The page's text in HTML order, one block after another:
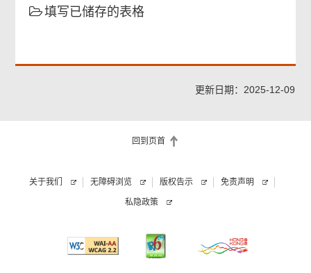
征求同意
检查及确认
填写已储存的表格
更新日期：2025-12-09
回到页首
关于我们 无障碍浏览 版权告示 免责声明
私隐政策